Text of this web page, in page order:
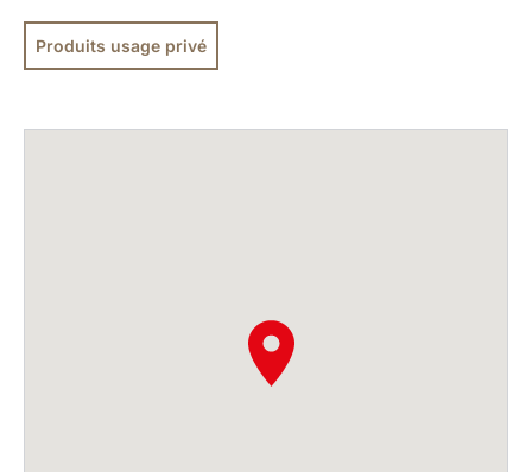
Produits usage privé